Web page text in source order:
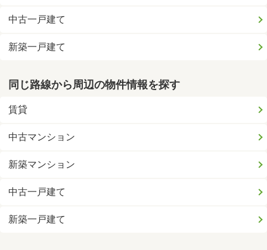
中古一戸建て
新築一戸建て
同じ路線から周辺の物件情報を探す
賃貸
中古マンション
新築マンション
中古一戸建て
新築一戸建て